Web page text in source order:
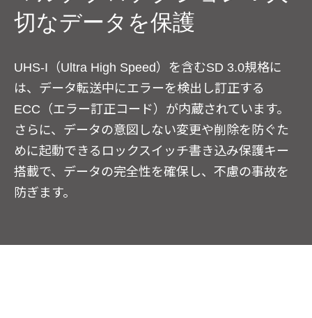
切なデータを保護
UHS-I（Ultra High Speed）を含むSD 3.0規格に
は、データ転送中にエラーを検出し訂正する
ECC（エラー訂正コード）が内蔵されています。
さらに、データの意図しない変更や削除を防ぐた
めに起動できるロックスイッチ書き込み保護キー
搭載で、データの完全性を確保し、不慮の事故を
防ぎます。